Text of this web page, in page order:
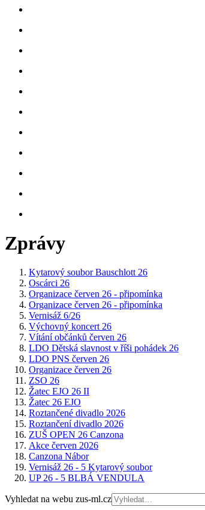
Zprávy
Kytarový soubor Bauschlott 26
Oscárci 26
Organizace červen 26 - připomínka
Organizace červen 26 - připomínka
Vernisáž 6/26
Výchovný koncert 26
Vítání občánků červen 26
LDO Dětská slavnost v říši pohádek 26
LDO PNS červen 26
Organizace červen 26
ZSO 26
Žatec EJO 26 II
Žatec 26 EJO
Roztančené divadlo 2026
Roztančení divadlo 2026
ZUŠ OPEN 26 Canzona
Akce červen 2026
Canzona Nábor
Vernisáž 26 - 5 Kytarový soubor
UP 26 - 5 BLBÁ VENDULA
Vyhledat na webu zus-ml.cz